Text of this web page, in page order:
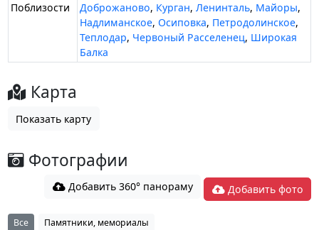
Поблизости Доброжаново, Курган,Ленинталь, Майоры,
Надлиманское,Осиповка, Петродолинское,
Теплодар, Червоный Расселенец, Широкая
Балка
Карта
Показать карту
Фотографии
Добавить 360° панораму Добавить фото
Все Памятники, мемориалы